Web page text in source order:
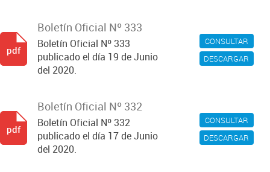
CONSULTAR
DESCARGAR
Boletín Oficial Nº 333
Boletín Oficial Nº 333
publicado el día 19 de Junio
del 2020.
pdf
CONSULTAR
DESCARGAR
Boletín Oficial Nº 332
Boletín Oficial Nº 332
publicado el día 17 de Junio
del 2020.
pdf